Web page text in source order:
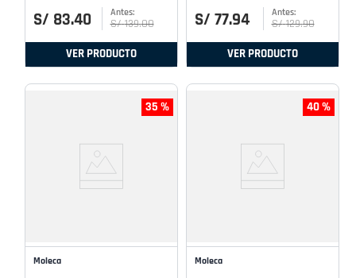
S/ 83.40 S/ 139.00
VER PRODUCTO
S/ 77.94 S/ 129.90
VER PRODUCTO
35 %
Moleca
40 %
Moleca